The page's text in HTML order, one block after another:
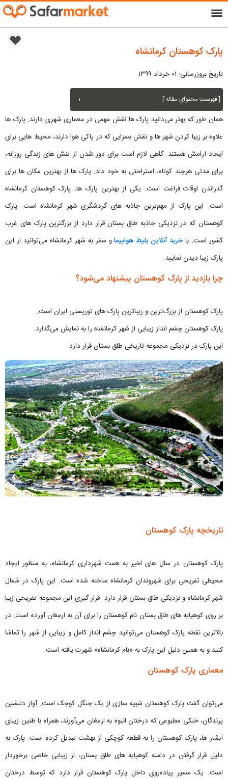
menu
پارک کوهستان کرمانشاه
تاریخ بروزرسانی: ۰۱ خرداد ۱۳۹۹
[ فهرست محتوای مقاله ] +
همان طور که بهتر می‌دانید پارک ها نقش مهمی در معماری شهری دارند. پارک ها
علاوه بر زیبا کردن شهر ها و نقش بسزایی که در پاکی هوا دارند، محیط هایی برای
ایجاد آرامش هستند. گاهی لازم است برای دور شدن از تنش های زندگی روزانه،
برای مدتی هرچند کوتاه، استراحتی به خود داد. پارک ها از بهترین مکان ها برای
گذراندن اوقات فراغت است. یکی از بهترین پارک ها، پارک کوهستان کرمانشاه
است. این پارک از مهم‌ترین جاذبه های گردشگری شهر کرمانشاه است. پارک
کوهستان که در نزدیکی جاذبه طاق بستان قرار دارد از بزرگترین پارک های غرب
کشور است. با خرید آنلاین بلیط هواپیماو سفر به شهر کرمانشاه می‌توانید از این
پارک زیبا دیدن نمایید.
چرا بازدید از پارک کوهستان پیشنهاد می‌شود؟
پارک کوهستان از بزرگ‌ترین و زیباترین پارک های توریستی ایران است.
پارک کوهستان چشم انداز زیبایی از شهر کرمانشاه را به نمایش می‌گذارد.
این پارک در نزدیکی مجموعه تاریخی طاق بستان قرار دارد.
تاریخچه پارک کوهستان
پارک کوهستان در سال های اخیر به همت شهرداری کرمانشاه، به منظور ایجاد
محیطی تفریحی برای شهروندان کرمانشاه ساخته شده است. این پارک در شمال
شهر کرمانشاه و نزدیکی طاق بستان قرار دارد. قرار گیری این مجموعه تفریحی زیبا
بر روی کوهپایه های طاق بستان نام کوهستان را برای آن به ارمغان آورده است. در
بالاترین نقطه پارک کوهستان می‌توانید چشم انداز کامل و زیبایی از شهر را تماشا
کنید و به همین دلیل این پارک به «بام کرمانشاه» شهرت یافته است.
معماری پارک کوهستان
می‌توان گفت پارک کوهستان شبیه سازی از یک جنگل کوچک است. آواز دلنشین
پرندگان، خنکی مطبوعی که درختان انبوه به ارمغان می‌‌آورند، همراه با طنین زیبای
آبشار ها، پارک کوهستان را به قطعه کوچکی از بهشت تبدیل کرده است. پارک به
دلیل قرار گرفتن در دامنه کوهپایه های طاق بستان، از زیبایی خاصی برخوردار
است. یک مسیر پیاده‌روی داخل پارک کوهستان قرار دارد که توسط درختان